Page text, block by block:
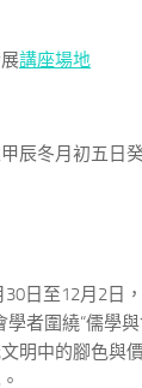
講座場地
辰冬月初五日
30日至12月2日
者圍繞“儒學與
明中的腳色與